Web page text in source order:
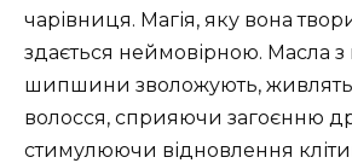
чарівниця. Магія, яку вона
здається неймовірною. Масла з
шипшини зволожують, живлять
волосся, сприяючи загоєнню
стимулюючи відновлення